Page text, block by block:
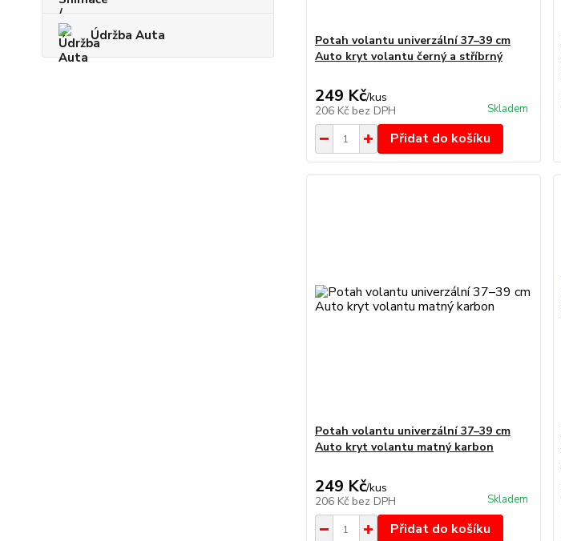
Údržba Auta
Potah volantu univerzální 37–39 cm
Auto kryt volantu černý a stříbrný
249 Kč/kus
206 Kč bez DPH Skladem
Přidat do košíku
Potah volantu univerzální 37–39 cm
Auto kryt volantu matný karbon
249 Kč/kus
206 Kč bez DPH Skladem
Přidat do košíku